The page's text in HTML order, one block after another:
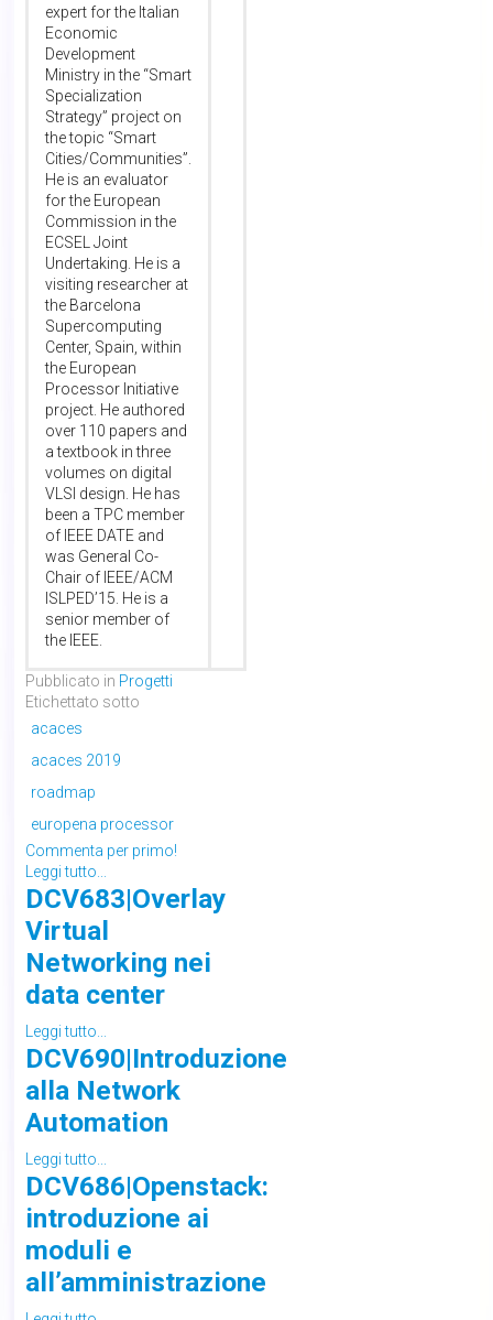
expert for the Italian
Economic
Development
Ministry in the “Smart
Specialization
Strategy” project on
the topic “Smart
Cities/Communities”.
He is an evaluator
for the European
Commission in the
ECSEL Joint
Undertaking. He is a
visiting researcher at
the Barcelona
Supercomputing
Center, Spain, within
the European
Processor Initiative
project. He authored
over 110 papers and
a textbook in three
volumes on digital
VLSI design. He has
been a TPC member
of IEEE DATE and
was General Co-
Chair of IEEE/ACM
ISLPED’15. He is a
senior member of
the IEEE.
Pubblicato in Progetti
Etichettato sotto
acaces
acaces 2019
roadmap
europena processor
Commenta per primo!
Leggi tutto...
DCV683|Overlay
Virtual
Networking nei
data center
Leggi tutto...
DCV690|Introduzione
alla Network
Automation
Leggi tutto...
DCV686|Openstack:
introduzione ai
moduli e
all’amministrazione